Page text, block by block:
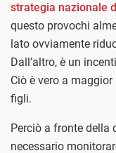
strategia nazionale
questo provochi
lato ovviamente
Dall’altro, è un
Ciò è vero a
figli.
Perciò a fronte della
necessario